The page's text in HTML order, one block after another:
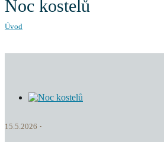
Noc kostelů
Úvod
15.5.2026